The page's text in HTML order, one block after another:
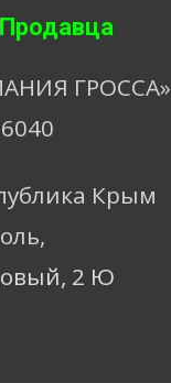
ГРОССА»
Крым
2 Ю